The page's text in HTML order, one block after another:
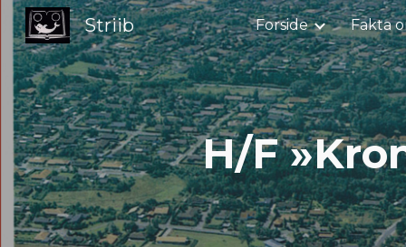
Striib Forside Fakta
H/F